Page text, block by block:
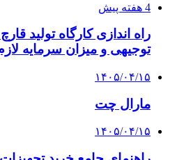
4 هفته پیش
راه اندازی کارگاه تولید
توجیهی و میزان سرمایه
۱۴۰۵/۰۴/۱۵
مارال چت
۱۴۰۵/۰۴/۱۵